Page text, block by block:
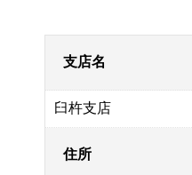
支店名
臼杵支店
住所